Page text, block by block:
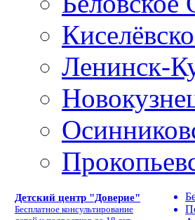
Ленинск-
Детский центр "Доверие"
Бесплатное консультирование